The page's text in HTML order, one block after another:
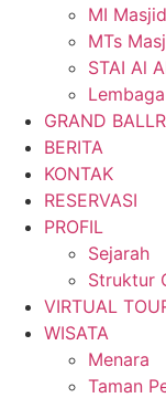
MI
MTs
STAI Al
GRAND
BERITA
KONTAK
RESERVASI
PROFIL
Sejarah
Struktur
VIRTUAL
WISATA
Menara
Taman